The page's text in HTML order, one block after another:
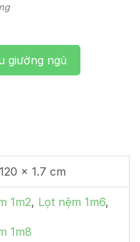
giường ngủ
× 1.7 cm
1m2, Lọt nệm 1m6,
1m8